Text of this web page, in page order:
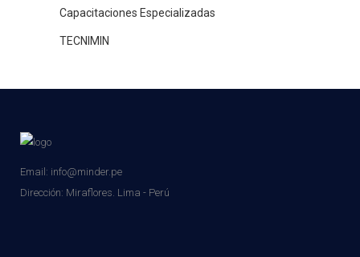
Capacitaciones Especializadas
TECNIMIN
Email: info@minder.pe
Dirección: Miraflores. Lima - Perú